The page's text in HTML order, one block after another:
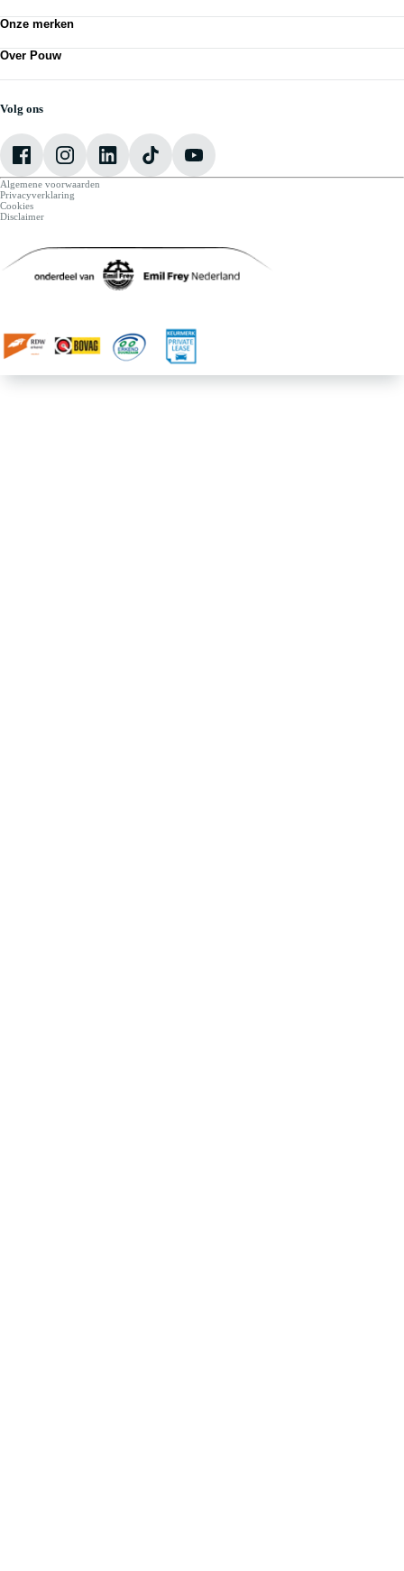
Bedrijfswagens
Nieuws
Vestigingen
Onze merken
Audi
Škoda
VW Bedrijfswagens
Over Pouw
Over Pouw
Vacatures
Volg ons
Algemene voorwaarden
Privacyverklaring
Cookies
Disclaimer